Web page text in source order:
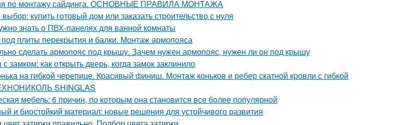
по монтажу сайдинга. ОСНОВНЫЕ ПРАВИЛА МОНТАЖА
купить готовый дом или заказать строительство с нуля
знать о ПВХ-панелях для ванной комнаты
плиты перекрытия и балки. Монтаж армопояса
сделать армопояс под крышу. Зачем нужен армопояс, нужен ли он под крышу
замком: как открыть дверь, когда замок заклинило
на гибкой черепице. Красивый финиш. Монтаж коньков и ребер скатной кровли с гибкой
SHINGLAS
мебель: 6 причин, по которым она становится все более популярной
и биостойкий материал: новые решения для устойчивого развития